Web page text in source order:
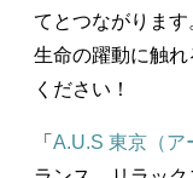
てとつながります
生命の躍動に触
ください！
「 A.U.S 東京（ア